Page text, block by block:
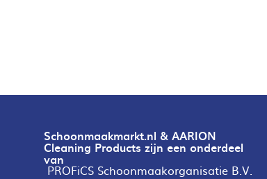
Schoonmaakmarkt.nl & AARION
Cleaning Products zijn een onderdeel
van
PROFiCS Schoonmaakorganisatie B.V.